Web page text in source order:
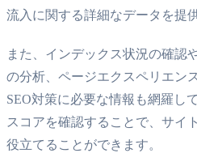
流入に関する詳細なデータを提
また、インデックス状況の確認
の分析、ページエクスペリエン
SEO対策に必要な情報も網羅し
スコアを確認することで、サイ
役立てることができます。